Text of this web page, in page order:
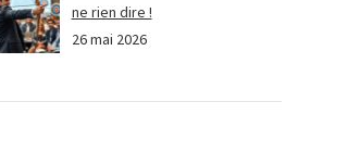
ne rien dire !
26 mai 2026